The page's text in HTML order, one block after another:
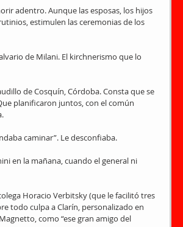
adentro. Aunque las esposas, los hijos
estimulen las ceremonias de los
de Milani. El kirchnerismo que lo
de Cosquín, Córdoba. Consta que se
planificaron juntos, con el común
caminar”. Le desconfiaba.
en la mañana, cuando el general ni
Horacio Verbitsky (que le facilitó tres
todo culpa a Clarín, personalizado en
como “ese gran amigo del